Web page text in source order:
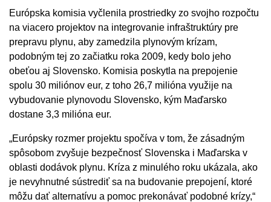
Európska komisia vyčlenila prostriedky zo svojho rozpočtu
na viacero projektov na integrovanie infraštruktúry pre
prepravu plynu, aby zamedzila plynovým krízam,
podobným tej zo začiatku roka 2009, kedy bolo jeho
obeťou aj Slovensko. Komisia poskytla na prepojenie
spolu 30 miliónov eur, z toho 26,7 milióna využije na
vybudovanie plynovodu Slovensko, kým Maďarsko
dostane 3,3 milióna eur.
„Európsky rozmer projektu spočíva v tom, že zásadným
spôsobom zvyšuje bezpečnosť Slovenska i Maďarska v
oblasti dodávok plynu. Kríza z minulého roku ukázala, ako
je nevyhnutné sústrediť sa na budovanie prepojení, ktoré
môžu dať alternatívu a pomoc prekonávať podobné krízy,“